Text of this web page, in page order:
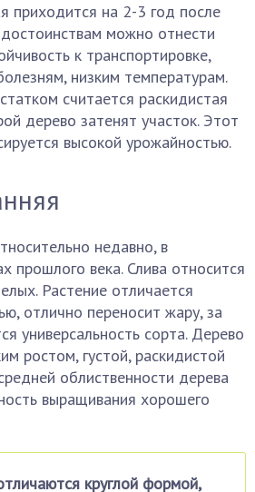
приходится на 2-3 год после
можно отнести
к транспортировке,
низким температурам.
считается раскидистая
дерево затенят участок. Этот
высокой урожайностью.
недавно, в
прошлого века. Слива относится
Растение отличается
отлично переносит жару, за
универсальность сорта. Дерево
ростом, густой, раскидистой
облиственности дерева
выращивания хорошего
круглой формой,